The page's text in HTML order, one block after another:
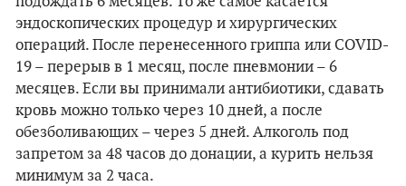
эндоскопических процедур и хирургических
операций. После перенесенного гриппа или COVID-
19 – перерыв в 1 месяц, после пневмонии – 6
месяцев. Если вы принимали антибиотики, сдавать
кровь можно только через 10 дней, а после
обезболивающих – через 5 дней. Алкоголь под
запретом за 48 часов до донации, а курить нельзя
минимум за 2 часа.